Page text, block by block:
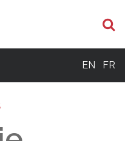
EN FR